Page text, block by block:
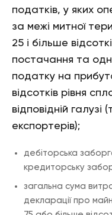
податків, у яких
за межі митної
25 і більше
постачання та
податку на
відсотків рівня
відповідній
експортерів);
дебіторська
кредиторську
загальна сума
декларації про